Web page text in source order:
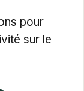
pour
sur le